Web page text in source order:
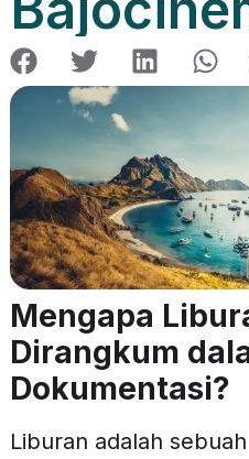
Mengapa
Dirangkum
Dokumentasi?
Liburan adalah